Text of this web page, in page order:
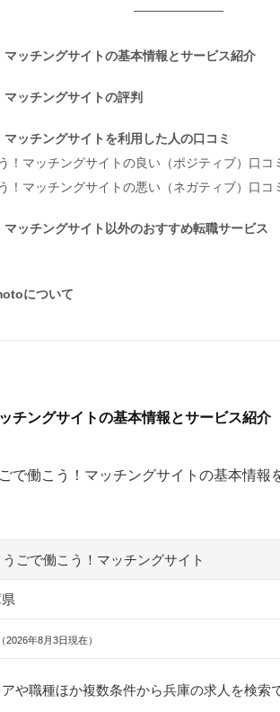
ッチングサイトの基本情報とサービス紹介
ッチングサイトの評判
ッチングサイトを利用した人の口コミ
！マッチングサイトの良い（ポジティブ）口コ
！マッチングサイトの悪い（ネガティブ）口コ
ッチングサイト以外のおすすめ転職サービス
について
チングサイトの基本情報とサービス紹介
で働こう！マッチングサイトの基本情報
ごで働こう！マッチングサイト
（2026年8月3日現在）
や職種ほか複数条件から兵庫の求人を検索